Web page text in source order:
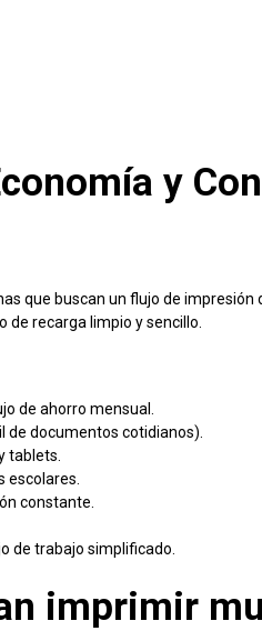
y
que buscan un flujo de impresión
de recarga limpio y sencillo.
de ahorro mensual.
de documentos cotidianos).
tablets.
escolares.
constante.
de trabajo simplificado.
imprimir